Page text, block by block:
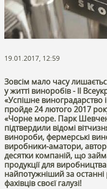
19.01.2017, 12:59
Зовсім мало часу
у житті виноробів - ІІ
«Успішне виноградарство
пройде 24 лютого 2017
«Чорне море. Парк
підтвердили відомі
винороби, фермерські
виробники-аматори,
десятки компаній, що
продукції для
найпотужніший за
фахівців своєї галузі!